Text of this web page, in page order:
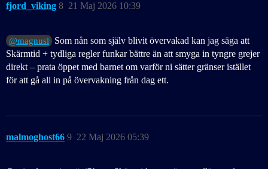
fjord_viking 21 Maj 2026 10:39
8
@magnusl
Som nån som själv blivit övervakad kan jag säga att
Skärmtid + tydliga regler funkar bättre än att smyga in tyngre grejer
direkt – prata öppet med barnet om varför ni sätter gränser istället
för att gå all in på övervakning från dag ett.
malmoghost66 22 Maj 2026 05:39
9